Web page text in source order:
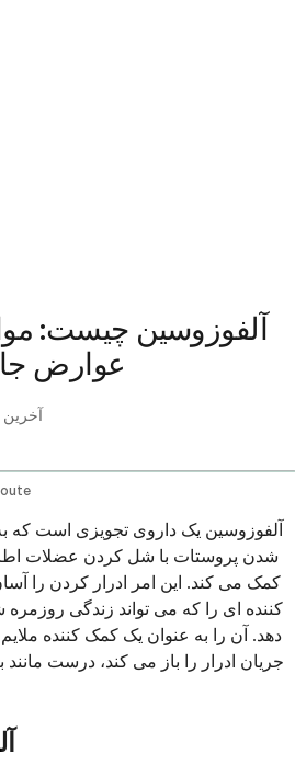
آلفوزوسین چیست:
عوارض
آخرین
آلفوزوسین یک داروی تجویزی است که
شدن پروستات با شل کردن عضلات
کمک می کند. این امر ادرار کردن را
کننده ای را که می تواند زندگی
دهد. آن را به عنوان یک کمک کننده
جریان ادرار را باز می کند، درست